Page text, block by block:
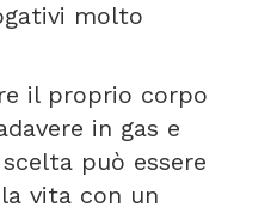
molto
il proprio corpo
in gas e
può essere
vita con un